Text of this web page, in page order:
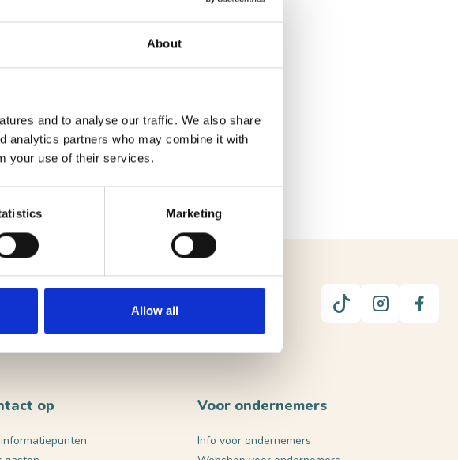
About
and to analyse our traffic. We also share
analytics partners who may combine it with
your use of their services.
Marketing
Allow all
op Voor ondernemers
Info voor ondernemers